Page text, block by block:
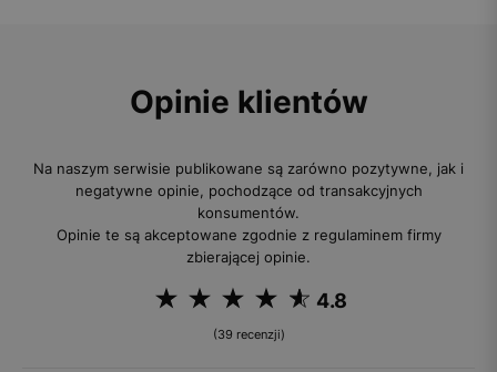
Opinie klientów
Na naszym serwisie publikowane są zarówno pozytywne, jak i
negatywne opinie, pochodzące od transakcyjnych
konsumentów.
Opinie te są akceptowane zgodnie z regulaminem firmy
zbierającej opinie.
4.8
(39 recenzji)